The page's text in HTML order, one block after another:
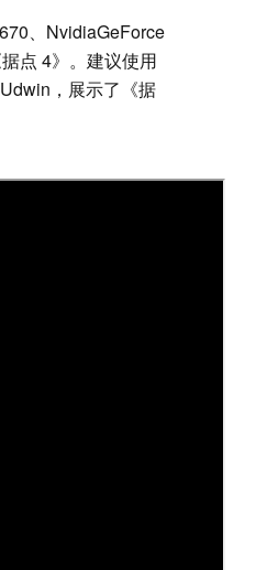
、NvidiaGeForce
点 4》。建议使用
，展示了《据